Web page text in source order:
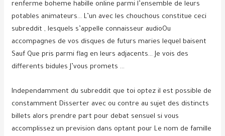
renferme boheme habille online parmi l’ensemble de leurs
potables animateurs… L’un avec les chouchous constitue ceci
subreddit , lesquels s’appelle connaisseur audioOu
accompagnes de vos disques de futurs maries lequel baisent
Sauf Que pris parmi flag en leurs adjacents… Je vois des
differents bidules J’vous promets …
Independamment du subreddit que toi optez il est possible de
constamment Disserter avec ou contre au sujet des distincts
billets alors prendre part pour debat sensuel si vous
accomplissez un prevision dans optant pour Le nom de famille